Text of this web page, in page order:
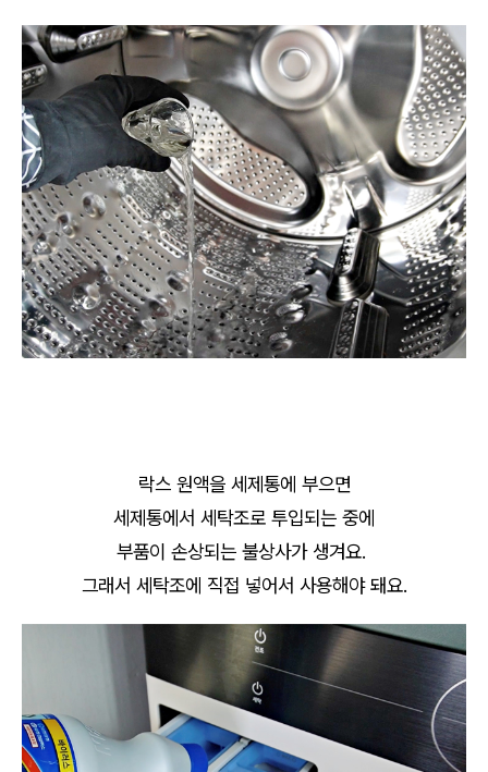
락스 원액을 세제통에 부으면
세제통에서 세탁조로 투입되는 중에
부품이 손상되는 불상사가 생겨요.
그래서 세탁조에 직접 넣어서 사용해야 돼요.